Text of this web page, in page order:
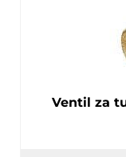
Ventil za